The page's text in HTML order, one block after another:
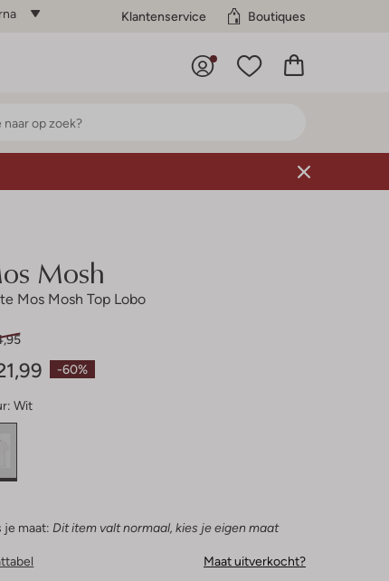
Klantenservice Boutiques
Mosh
Mos Mosh Top Lobo
-60%
Wit
je maat: Dit item valt normaal, kies je eigen maat
Maat uitverkocht?